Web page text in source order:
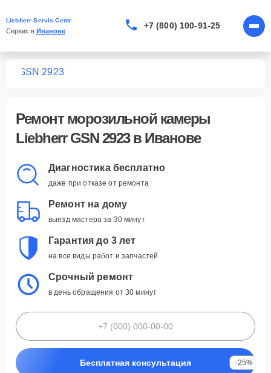
Liebherr Servis Centr
Сервис в Иванове
+7 (800) 100-91-25
GSN 2923
Ремонт морозильной камеры
Liebherr GSN 2923в Иванове
Диагностика бесплатно
даже при отказе от ремонта
Ремонт на дому
выезд мастера за 30 минут
Гарантия до 3 лет
на все виды работ и запчастей
Срочный ремонт
в день обращения от 30 минут
Бесплатная консультация -25%